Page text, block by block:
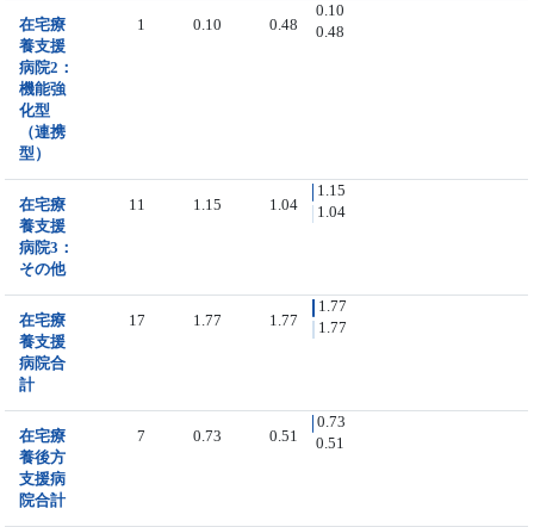
在宅療
養支援
病院2：
機能強
化型
（連携
型）
1 0.10 0.48
0.10
0.48
在宅療
養支援
病院3：
その他
11 1.15 1.04
1.15
1.04
在宅療
養支援
病院合
計
17 1.77 1.77
1.77
1.77
在宅療
養後方
支援病
院合計
7 0.73 0.51
0.73
0.51